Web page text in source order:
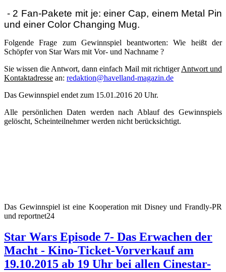
- 2 Fan-Pakete mit je: einer Cap, einem Metal Pin
und einer Color Changing Mug.
Folgende Frage zum Gewinnspiel beantworten: Wie heißt der
Schöpfer von Star Wars mit Vor- und Nachname ?
Sie wissen die Antwort, dann einfach Mail mit richtigerAntwort und
Kontaktadresse an: redaktion@havelland-magazin.de
Das Gewinnspiel endet zum 15.01.2016 20 Uhr.
Alle persönlichen Daten werden nach Ablauf des Gewinnspiels
gelöscht, Scheinteilnehmer werden nicht berücksichtigt.
Das Gewinnspiel ist eine Kooperation mit Disney und Frandly-PR
und reportnet24
Star Wars Episode 7- Das Erwachen der
Macht - Kino-Ticket-Vorverkauf am
19.10.2015 ab 19 Uhr bei allen Cinestar-